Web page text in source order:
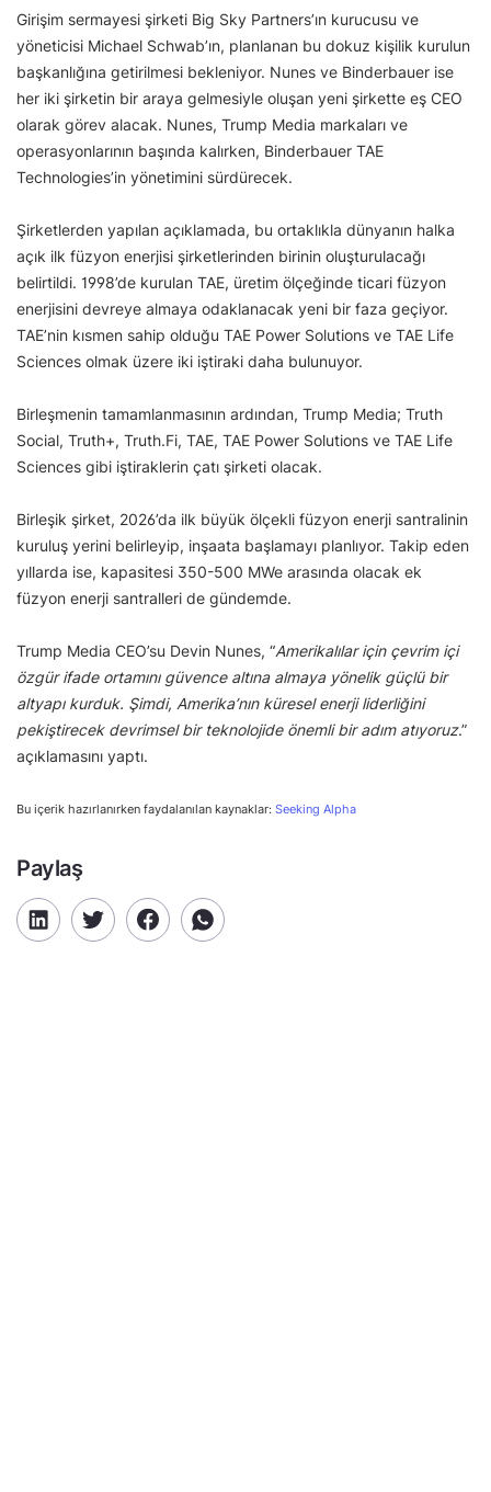
Girişim sermayesi şirketi Big Sky Partners’ın kurucusu ve
yöneticisi Michael Schwab’ın, planlanan bu dokuz kişilik kurulun
başkanlığına getirilmesi bekleniyor. Nunes ve Binderbauer ise
her iki şirketin bir araya gelmesiyle oluşan yeni şirkette eş CEO
olarak görev alacak. Nunes, Trump Media markaları ve
operasyonlarının başında kalırken, Binderbauer TAE
Technologies’in yönetimini sürdürecek.
Şirketlerden yapılan açıklamada, bu ortaklıkla dünyanın halka
açık ilk füzyon enerjisi şirketlerinden birinin oluşturulacağı
belirtildi. 1998’de kurulan TAE, üretim ölçeğinde ticari füzyon
enerjisini devreye almaya odaklanacak yeni bir faza geçiyor.
TAE’nin kısmen sahip olduğu TAE Power Solutions ve TAE Life
Sciences olmak üzere iki iştiraki daha bulunuyor.
Birleşmenin tamamlanmasının ardından, Trump Media; Truth
Social, Truth+, Truth.Fi, TAE, TAE Power Solutions ve TAE Life
Sciences gibi iştiraklerin çatı şirketi olacak.
Birleşik şirket, 2026’da ilk büyük ölçekli füzyon enerji santralinin
kuruluş yerini belirleyip, inşaata başlamayı planlıyor. Takip eden
yıllarda ise, kapasitesi 350-500 MWe arasında olacak ek
füzyon enerji santralleri de gündemde.
Trump Media CEO’su Devin Nunes, “Amerikalılar için çevrim içi
özgür ifade ortamını güvence altına almaya yönelik güçlü bir
altyapı kurduk. Şimdi, Amerika’nın küresel enerji liderliğini
pekiştirecek devrimsel bir teknolojide önemli bir adım atıyoruz.”
açıklamasını yaptı.
Bu içerik hazırlanırken faydalanılan kaynaklar: Seeking Alpha
Paylaş